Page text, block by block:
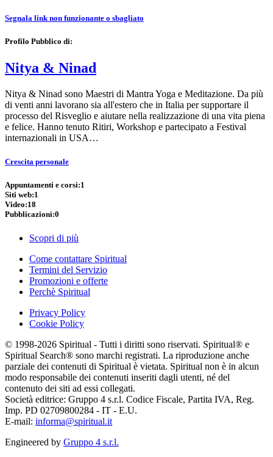
Segnala link non funzionante o sbagliato
Profilo Pubblico di:
Nitya & Ninad
Nitya & Ninad sono Maestri di Mantra Yoga e Meditazione. Da più
di venti anni lavorano sia all'estero che in Italia per supportare il
processo del Risveglio e aiutare nella realizzazione di una vita piena
e felice. Hanno tenuto Ritiri, Workshop e partecipato a Festival
internazionali in USA…
Crescita personale
Appuntamenti e corsi:1
Siti web:1
Video:18
Pubblicazioni:0
Scopri di più
Come contattare Spiritual
Termini del Servizio
Promozioni e offerte
Perchè Spiritual
Privacy Policy
Cookie Policy
© 1998-2026 Spiritual - Tutti i diritti sono riservati. Spiritual® e
Spiritual Search® sono marchi registrati. La riproduzione anche
parziale dei contenuti di Spiritual è vietata. Spiritual non è in alcun
modo responsabile dei contenuti inseriti dagli utenti, né del
contenuto dei siti ad essi collegati.
Società editrice: Gruppo 4 s.r.l. Codice Fiscale, Partita IVA, Reg.
Imp. PD 02709800284 - IT - E.U.
E-mail: informa@spiritual.it
Engineered by Gruppo 4 s.r.l.